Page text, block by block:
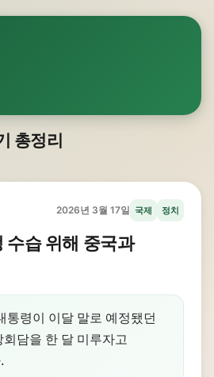
총정리
2026년 3월 17일 국제 정치
수습 위해 중국과
통령이 이달 말로 예정됐던
담을 한 달 미루자고